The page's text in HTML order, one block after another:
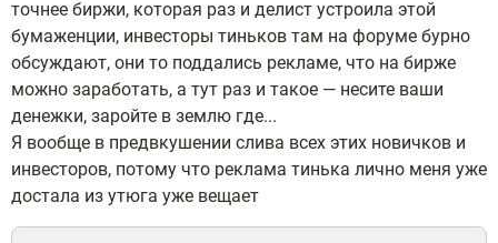
точнее биржи, которая раз и делист устроила этой
бумаженции, инвесторы тиньков там на форуме бурно
обсуждают, они то поддались рекламе, что на бирже
можно заработать, а тут раз и такое — несите ваши
денежки, заройте в землю где...
Я вообще в предвкушении слива всех этих новичков и
инвесторов, потому что реклама тинька лично меня уже
достала из утюга уже вещает